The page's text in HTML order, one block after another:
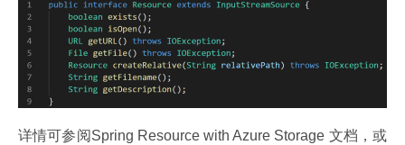
详情可参阅Spring Resource with Azure Storage 文档，或